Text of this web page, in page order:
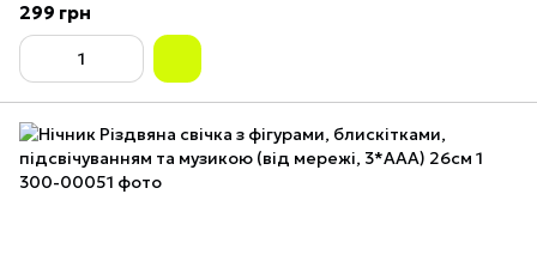
299 грн